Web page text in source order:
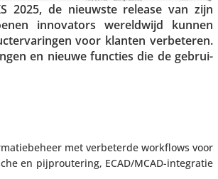
2025, de nieuwste release van zijn
inno­va­tors wereld­wijd kunnen
voor klanten verbe­teren.
en nieuwe functies die de gebrui­
met verbe­terde workflows voor
en pijp­rou­te­ring, ECAD/MCAD-inte­gratie